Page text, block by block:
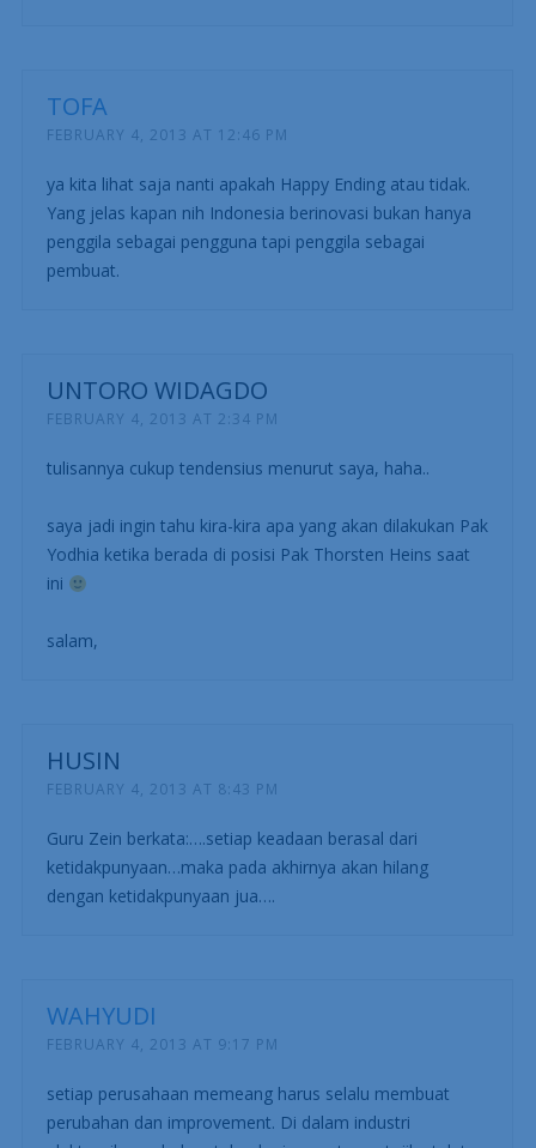
TOFA
FEBRUARY 4, 2013 AT 12:46 PM
ya kita lihat saja nanti apakah Happy Ending atau tidak.
Yang jelas kapan nih Indonesia berinovasi bukan hanya
penggila sebagai pengguna tapi penggila sebagai
pembuat.
UNTORO WIDAGDO
FEBRUARY 4, 2013 AT 2:34 PM
tulisannya cukup tendensius menurut saya, haha..
saya jadi ingin tahu kira-kira apa yang akan dilakukan Pak
Yodhia ketika berada di posisi Pak Thorsten Heins saat
ini
salam,
HUSIN
FEBRUARY 4, 2013 AT 8:43 PM
Guru Zein berkata:….setiap keadaan berasal dari
ketidakpunyaan…maka pada akhirnya akan hilang
dengan ketidakpunyaan jua….
WAHYUDI
FEBRUARY 4, 2013 AT 9:17 PM
setiap perusahaan memeang harus selalu membuat
perubahan dan improvement. Di dalam industri